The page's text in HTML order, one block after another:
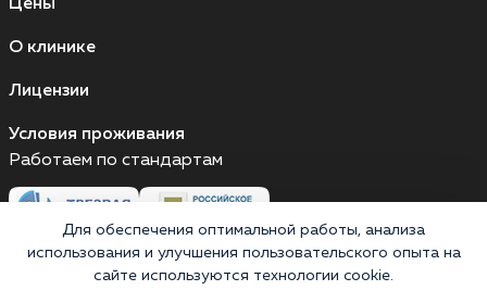
Цены
О клинике
Лицензии
Условия проживания
Работаем по стандартам
Версия для слабовидящих
Мы принимаем к оплате
Для обеспечения оптимальной работы, анализа
использования и улучшения пользовательского опыта на
сайте используются технологии cookie.